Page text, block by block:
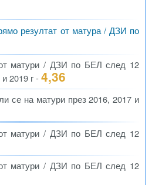
резултат от матура / ДЗИ по
матури / ДЗИ по БЕЛ след 12
2019 г -4,36
се на матури през 2016, 2017 и
матури / ДЗИ по БЕЛ след 12
матури / ДЗИ по БЕЛ след 12